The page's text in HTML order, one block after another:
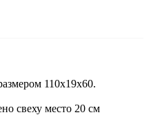
110x19x60.
свеху место 20 см